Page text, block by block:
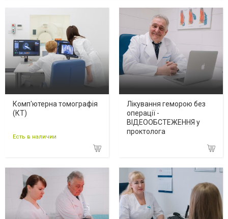
Комп'ютерна томографія
(КТ)
Есть в наличии
Лікування геморою без
операції -
ВІДЕООБСТЕЖЕННЯ у
проктолога